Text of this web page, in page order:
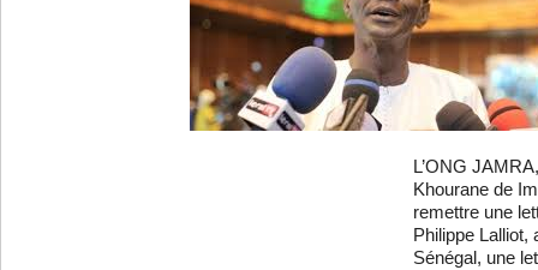
L’ONG
Khourane de
remettre une
Philippe Lalliot,
Sénégal, une